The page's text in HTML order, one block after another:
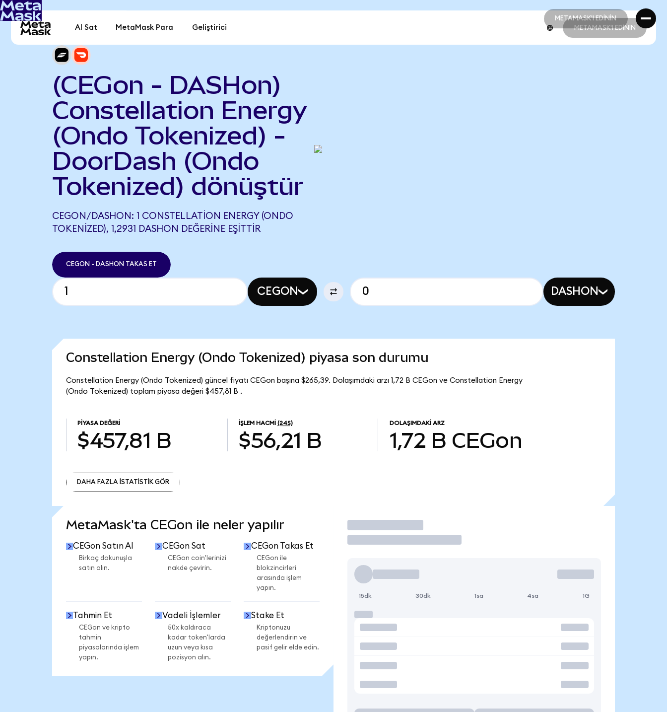
METAMASK'I EDİNİN
METAMASK'I EDİNİN
Al Sat MetaMask Para Geliştirici METAMASK'I EDİNİN
(CEGon - DASHon)
Constellation Energy
(Ondo Tokenized) -
DoorDash (Ondo
Tokenized) dönüştür
CEGON/DASHON: 1 CONSTELLATION ENERGY (ONDO
TOKENIZED), 1,2931 DASHON DEĞERINE EŞITTIR
CEGON - DASHON TAKAS ET
CEGON DASHON
Constellation Energy (Ondo Tokenized) piyasa son durumu
Constellation Energy (Ondo Tokenized) güncel fiyatı CEGon başına $265,39. Dolaşımdaki arzı 1,72 B CEGon ve Constellation Energy
(Ondo Tokenized) toplam piyasa değeri $457,81 B .
PIYASA DEĞERI
$457,81 B
İŞLEM HACMI (24S)
$56,21 B
DOLAŞIMDAKI ARZ
1,72 B CEGon
DAHA FAZLA İSTATİSTİK GÖR
MetaMask'ta CEGon ile neler yapılır
CEGon Satın Al
Birkaç dokunuşla
satın alın.
CEGon Sat
CEGon coin'lerinizi
nakde çevirin.
CEGon Takas Et
CEGon ile
blokzincirleri
arasında işlem
yapın.
Tahmin Et
CEGon ve kripto
tahmin
piyasalarında işlem
yapın.
Vadeli İşlemler
50x kaldıraca
kadar token'larda
uzun veya kısa
pozisyon alın.
Stake Et
Kriptonuzu
değerlendirin ve
pasif gelir elde edin.
İşlem Yap
15dk 30dk 1sa 4sa 1G